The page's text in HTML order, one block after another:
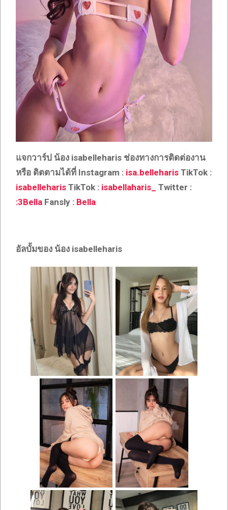
แจกวาร์ป น้อง isabelleharis ช่องทางการติดต่องาน
หรือ ติตตามได้ที่ Instagram : isa.belleharis TikTok :
isabelleharis TikTok : isabellaharis_
Twitter :
:3Bella Fansly : Bella
อัลบั้มของ น้อง isabelleharis